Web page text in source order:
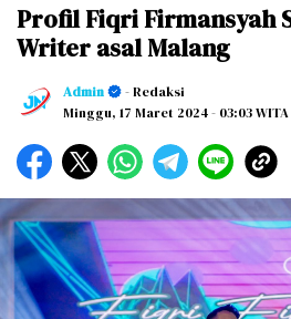
Profil Fiqri Firmansyah
Writer asal Malang
Admin
- Redaksi
Minggu, 17 Maret 2024- 03:03 WITA